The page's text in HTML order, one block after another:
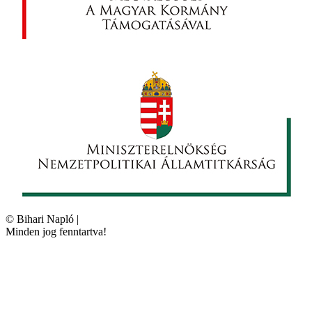
© Bihari Napló |
Minden jog fenntartva!